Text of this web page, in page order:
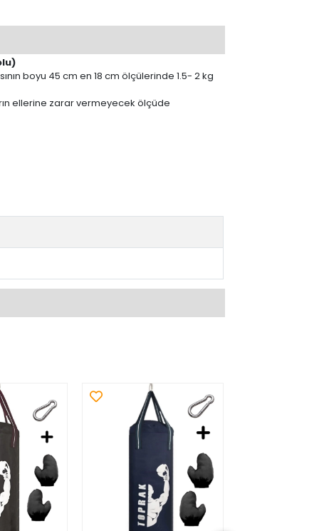
boyu 45 cm en 18 cm ölçülerinde 1.5- 2 kg
ellerine zarar vermeyecek ölçüde